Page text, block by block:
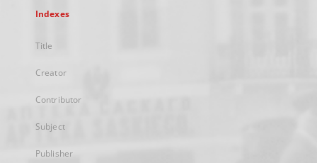
Indexes
Title
Creator
Contributor
Subject
Publisher